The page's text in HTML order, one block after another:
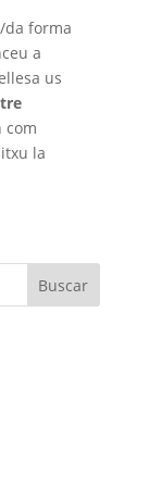
da forma
a
us
com
la